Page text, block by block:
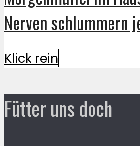
Nerven schlummern
Klick rein
Fütter uns doch